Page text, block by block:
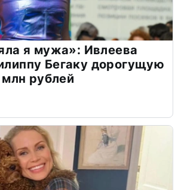
я мужа»: Ивлеева
Бегаку дорогущую
рублей